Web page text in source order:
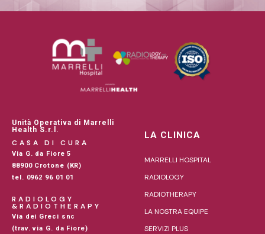
Unità Operativa di Marrelli
Health S.r.l.
CASA DI CURA
Via G. da Fiore 5
88900 Crotone (KR)
tel. 0962 96 01 01
RADIOLOGY
&RADIOTHERAPY
Via dei Greci snc
(trav. via G. da Fiore)
LA CLINICA
MARRELLI HOSPITAL
RADIOLOGY
RADIOTHERAPY
LA NOSTRA EQUIPE
SERVIZI PLUS